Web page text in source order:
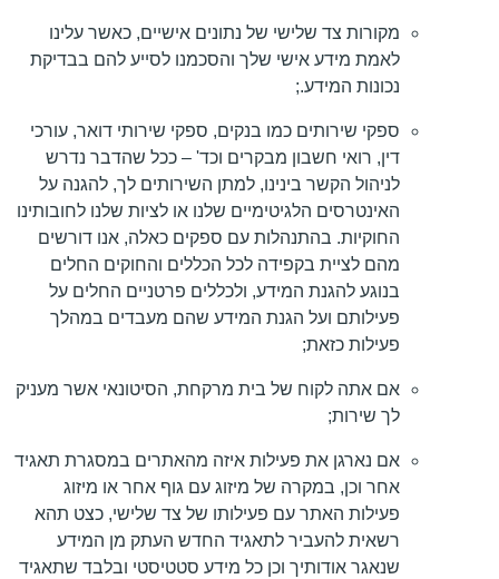
מקורות צד שלישי של נתונים אישיים, כאשר עלינו
לאמת מידע אישי שלך והסכמנו לסייע להם בבדיקת
נכונות המידע.;
ספקי שירותים כמו בנקים, ספקי שירותי דואר, עורכי
דין, רואי חשבון מבקרים וכד' – ככל שהדבר נדרש
לניהול הקשר בינינו, למתן השירותים לך, להגנה על
האינטרסים הלגיטימיים שלנו או לציות שלנו לחובותינו
החוקיות. בהתנהלות עם ספקים כאלה, אנו דורשים
מהם לציית בקפידה לכל הכללים והחוקים החלים
בנוגע להגנת המידע, ולכללים פרטניים החלים על
פעילותם ועל הגנת המידע שהם מעבדים במהלך
פעילות כזאת;
אם אתה לקוח של בית מרקחת, הסיטונאי אשר מעניק
לך שירות;
אם נארגן את פעילות איזה מהאתרים במסגרת תאגיד
אחר וכן, במקרה של מיזוג עם גוף אחר או מיזוג
פעילות האתר עם פעילותו של צד שלישי, כצט תהא
רשאית להעביר לתאגיד החדש העתק מן המידע
שנאגר אודותיך וכן כל מידע סטטיסטי ובלבד שתאגיד